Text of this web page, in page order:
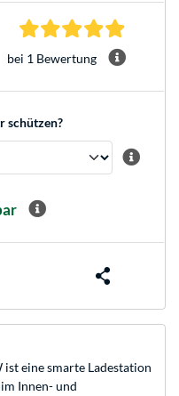
bei 1 Bewertung
schützen?
eine smarte Ladestation
Innen- und